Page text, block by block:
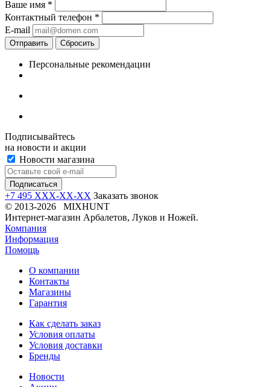
Ваше имя *
Контактный телефон *
E-mail
Отправить Сбросить
Персональные рекомендации
Подписывайтесь
на новости и акции
Новости магазина
+7 495 XXX-XX-XX Заказать звонок
© 2013-2026 MIXHUNT
Интернет-магазин Арбалетов, Луков и Ножей.
Компания
Информация
Помощь
О компании
Контакты
Магазины
Гарантия
Как сделать заказ
Условия оплаты
Условия доставки
Бренды
Новости